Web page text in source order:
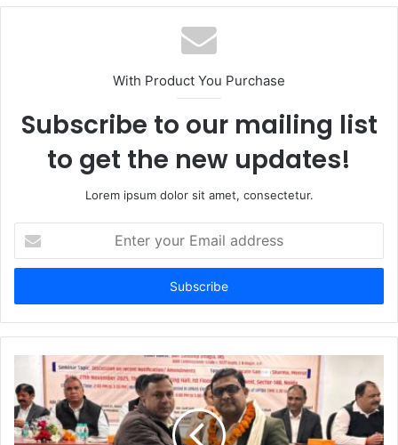
With Product You Purchase
Subscribe to our mailing list
to get the new updates!
Lorem ipsum dolor sit amet, consectetur.
your
Email